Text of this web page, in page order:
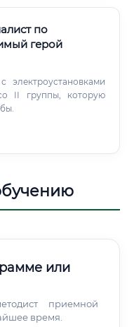
по
герой
электроустановками
II группы, которую
или
приемной
время.